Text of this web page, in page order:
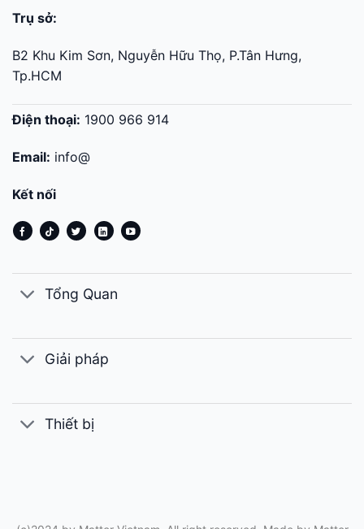
Trụ sở:
B2 Khu Kim Sơn, Nguyễn Hữu Thọ, P.Tân Hưng,
Tp.HCM
Điện thoại: 1900 966 914
Email: info@
Kết nối
Tổng Quan
Giải pháp
Thiết bị